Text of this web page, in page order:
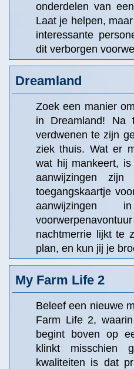
onderdelen van
Laat je helpen,
interessante
dit verborgen
Dreamland
Zoek een manier
in Dreamland! Na
verdwenen te zijn
ziek thuis. Wat er
wat hij mankeert,
aanwijzingen
toegangskaartje
aanwijzingen
nachtmerrie lijkt te
plan, en kun jij je
My Farm Life 2
Beleef een nieuwe
Farm Life 2,
begint boven op
klinkt misschien
kwaliteiten is dat